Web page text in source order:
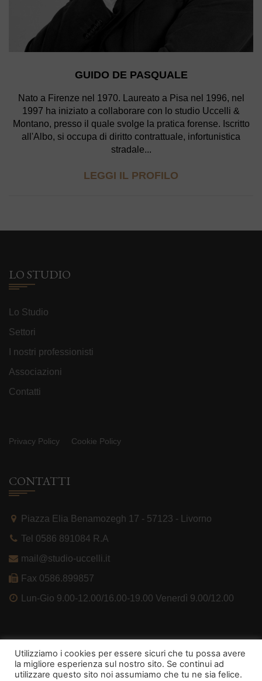
GUIDO DE PASQUALE
Nato a Firenze nel 1970. Laureato a Pisa nel 1996, nel
1997 ha iniziato a collaborare con lo studio Uccelli &
Montano, presso il quale svolge la pratica forense. Iscritto
all'Albo, si occupa di diritto contrattuale, infortunistica
stradale...
LEGGI IL PROFILO
LO STUDIO
Lo Studio
Settori
I nostri professionisti
Associazioni
Contatti
Privacy Policy Cookie Policy
CONTATTI
Piazza Elia Benamozegh 17 - 57123 - Livorno
Tel 0586 891084 R.A
mail@studio-uccelli.it
Fax 0586.899857
Lun-Gio 9.00-12.00/16.00-19.00 Venerdì 9.00/12.00
Utilizziamo i cookies per essere sicuri che tu possa avere
la migliore esperienza sul nostro sito. Se continui ad
utilizzare questo sito noi assumiamo che tu ne sia felice.